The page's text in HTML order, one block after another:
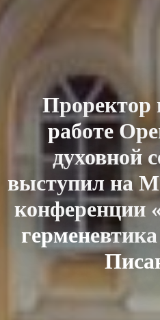
Проректор
работе
духовной
выступил на
конференции